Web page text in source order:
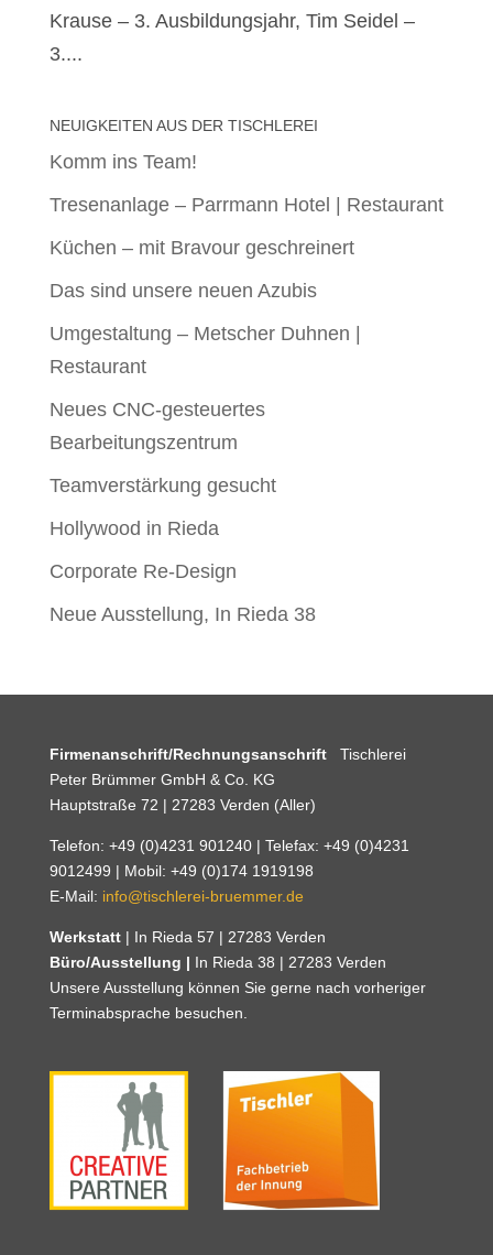
Krause – 3. Ausbildungsjahr, Tim Seidel –
3....
NEUIGKEITEN AUS DER TISCHLEREI
Komm ins Team!
Tresenanlage – Parrmann Hotel | Restaurant
Küchen – mit Bravour geschreinert
Das sind unsere neuen Azubis
Umgestaltung – Metscher Duhnen |
Restaurant
Neues CNC-gesteuertes
Bearbeitungszentrum
Teamverstärkung gesucht
Hollywood in Rieda
Corporate Re-Design
Neue Ausstellung, In Rieda 38
Firmenanschrift/Rechnungsanschrift Tischlerei
Peter Brümmer GmbH & Co. KG
Hauptstraße 72 | 27283 Verden (Aller)
Telefon: +49 (0)4231 901240 | Telefax: +49 (0)4231
9012499 | Mobil: +49 (0)174 1919198
E-Mail: info@tischlerei-bruemmer.de
Werkstatt| In Rieda 57 | 27283 Verden
Büro/Ausstellung | In Rieda 38 | 27283 Verden
Unsere Ausstellung können Sie gerne nach vorheriger
Terminabsprache besuchen.